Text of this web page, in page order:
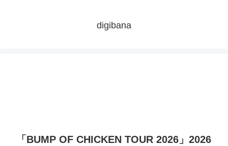
digibana
「BUMP OF CHICKEN TOUR 2026」2026